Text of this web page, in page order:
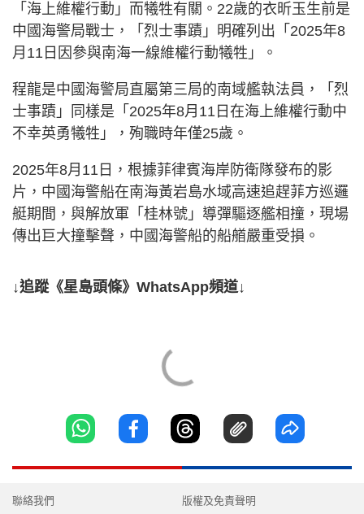
「海上維權行動」而犧牲有關。22歲的衣昕玉生前是
中國海警局戰士，「烈士事蹟」明確列出「2025年8
月11日因參與南海一線維權行動犧牲」。
程龍是中國海警局直屬第三局的南域艦執法員，「烈
士事蹟」同樣是「2025年8月11日在海上維權行動中
不幸英勇犧牲」，殉職時年僅25歲。
2025年8月11日，根據菲律賓海岸防衛隊發布的影
片，中國海警船在南海黃岩島水域高速追趕菲方巡邏
艇期間，與解放軍「桂林號」導彈驅逐艦相撞，現場
傳出巨大撞擊聲，中國海警船的船艏嚴重受損。
↓追蹤《星島頭條》WhatsApp頻道↓
聯絡我們 版權及免責聲明